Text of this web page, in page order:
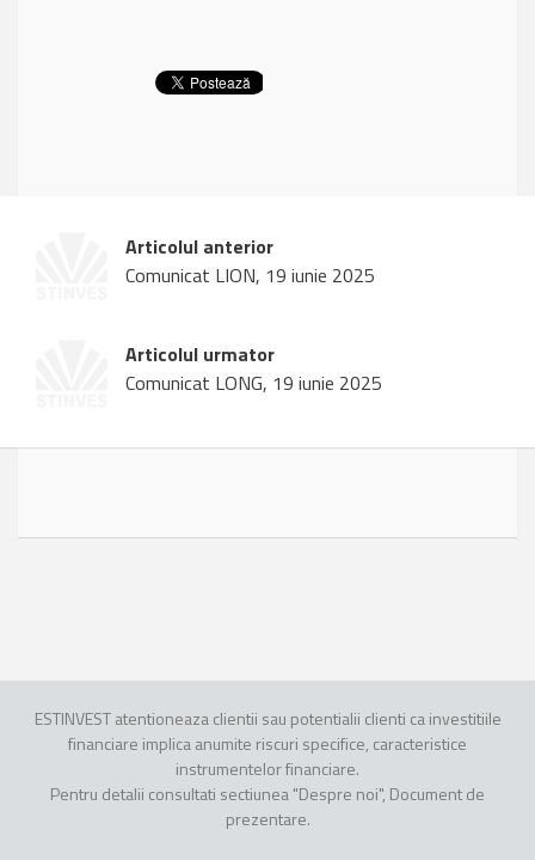
Articolul anterior
Comunicat LION, 19 iunie 2025
Articolul urmator
Comunicat LONG, 19 iunie 2025
ESTINVEST atentioneaza clientii sau potentialii clienti ca investitiile
financiare implica anumite riscuri specifice, caracteristice
instrumentelor financiare.
Pentru detalii consultati sectiunea "Despre noi", Document de
prezentare.